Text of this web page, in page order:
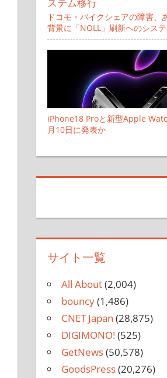
ドコモ・バイクシェアの障害、
背景に「NOLL」刷新へのシス
iPhone18 Proと新型Apple
月10日に発表か
サイト一覧
All About(2,004)
bouncy(1,486)
CNET Japan (28,875)
DIGIMONO!(525)
GetNews(50,578)
GoodsPress(20,276)